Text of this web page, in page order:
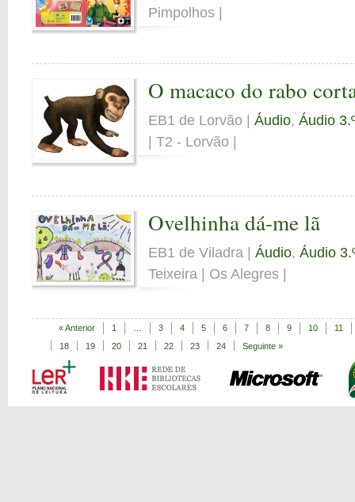
Pimpolhos |
O macaco do rabo
EB1 de Lorvão |Áudio,Áudio
| T2 - Lorvão |
Ovelhinha dá-me lã
EB1 de Viladra |Áudio,Áudio
Teixeira | Os Alegres |
« Anterior 1 … 3 4 5 6 7 8 9 10
11
18
19 20 21 22 23 24 Seguinte »